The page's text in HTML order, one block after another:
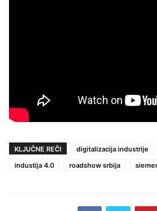
KLJUČNE REČI digitalizacija industrije
industija 4.0
roadshow srbija